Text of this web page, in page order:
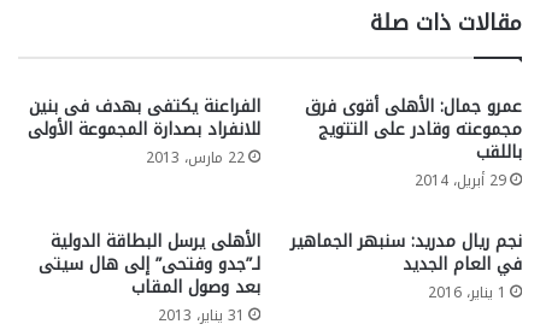
مقالات ذات صلة
عمرو جمال: الأهلى أقوى فرق
مجموعته وقادر على التتويج
باللقب
29 أبريل، 2014
الفراعنة يكتفى بهدف فى بنين
للانفراد بصدارة المجموعة الأولى
22 مارس، 2013
نجم ريال مدريد: سنبهر الجماهير
في العام الجديد
1 يناير، 2016
الأهلى يرسل البطاقة الدولية
لـ”جدو وفتحى” إلى هال سيتى
بعد وصول المقاب
31 يناير، 2013